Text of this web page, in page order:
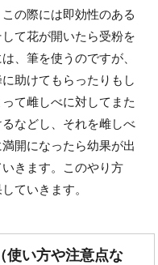
の際には即効性のある
て花が開いたら受粉を
、筆を使うのですが、
助けてもらったりもし
て雌しべに対してまた
などし、それを雌しべ
開になったら幼果が出
きます。このやり方
ていきます。
使い方や注意点な